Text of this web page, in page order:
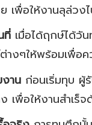
เพื่อให้งานลุล่วง
ที่ เมื่อได้ฤกษ์ได้วั
างๆให้พร้อมเพื่อ
าน ก่อนเริ่มทุบ ผู้
เพื่อให้งานสำเ